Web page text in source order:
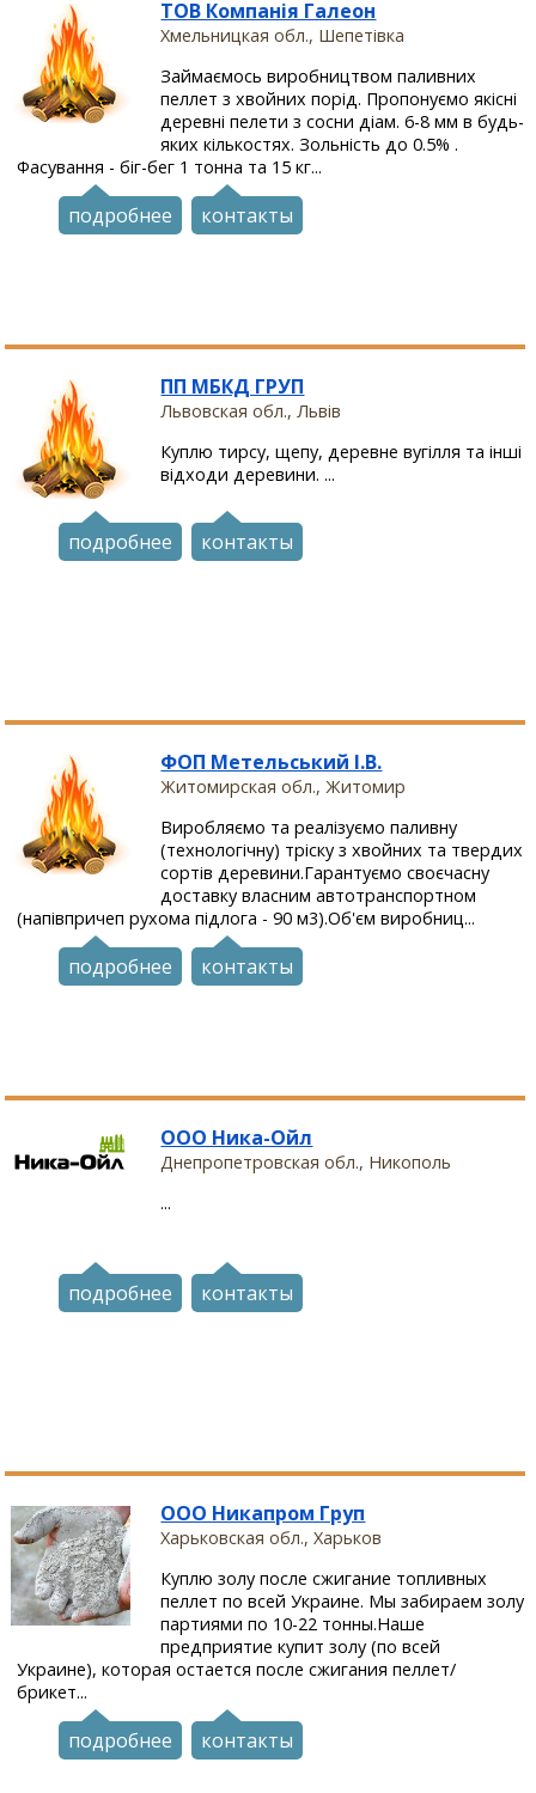
ТОВ Компанія Галеон
Хмельницкая обл., Шепетівка
Займаємось виробництвом паливних
пеллет з хвойних порід. Пропонуємо якісні
деревні пелети з сосни діам. 6-8 мм в будь-
яких кількостях. Зольність до 0.5% .
Фасування - біг-бег 1 тонна та 15 кг...
подробнее контакты
ПП МБКД ГРУП
Львовская обл., Львів
Куплю тирсу, щепу, деревне вугілля та інші
відходи деревини. ...
подробнее контакты
ФОП Метельський І.В.
Житомирская обл., Житомир
Виробляємо та реалізуємо паливну
(технологічну) тріску з хвойних та твердих
сортів деревини.Гарантуємо своєчасну
доставку власним автотранспортном
(напівпричеп рухома підлога - 90 м3).Об'єм виробниц...
подробнее контакты
ООО Ника-Ойл
Днепропетровская обл., Никополь
...
подробнее контакты
ООО Никапром Груп
Харьковская обл., Харьков
Куплю золу после сжигание топливных
пеллет по всей Украине. Мы забираем золу
партиями по 10-22 тонны.Наше
предприятие купит золу (по всей
Украине), которая остается после сжигания пеллет/
брикет...
подробнее контакты